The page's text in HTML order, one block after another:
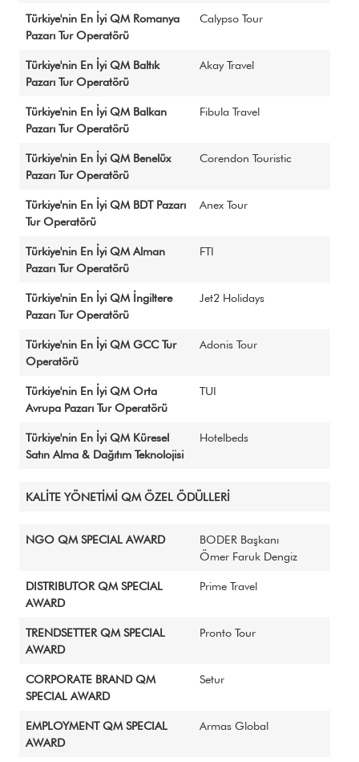
Türkiye'nin En İyi QM Romanya
Pazarı Tur Operatörü
Calypso Tour
Türkiye'nin En İyi QM Baltık
Pazarı Tur Operatörü
Akay Travel
Türkiye'nin En İyi QM Balkan
Pazarı Tur Operatörü
Fibula Travel
Türkiye'nin En İyi QM Benelüx
Pazarı Tur Operatörü
Corendon Touristic
Türkiye'nin En İyi QM BDT Pazarı
Tur Operatörü
Anex Tour
Türkiye'nin En İyi QM Alman
Pazarı Tur Operatörü
FTI
Türkiye'nin En İyi QM İngiltere
Pazarı Tur Operatörü
Jet2 Holidays
Türkiye'nin En İyi QM GCC Tur
Operatörü
Adonis Tour
Türkiye'nin En İyi QM Orta
Avrupa Pazarı Tur Operatörü
TUI
Türkiye'nin En İyi QM Küresel
Satın Alma & Dağıtım Teknolojisi
Hotelbeds
KALİTE YÖNETİMİ QM ÖZEL ÖDÜLLERİ
NGO QM SPECIAL AWARD
BODER Başkanı
Ömer Faruk Dengiz
DISTRIBUTOR QM SPECIAL
AWARD
Prime Travel
TRENDSETTER QM SPECIAL
AWARD
Pronto Tour
CORPORATE BRAND QM
SPECIAL AWARD
Setur
EMPLOYMENT QM SPECIAL
AWARD
Armas Global